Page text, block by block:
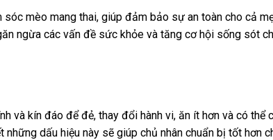
mèo mang thai, giúp đảm bảo sự an toàn cho cả
ngừa các vấn đề sức khỏe và tăng cơ hội sống sót
và kín đáo để đẻ, thay đổi hành vi, ăn ít hơn và có thể
dấu hiệu này sẽ giúp chủ nhân chuẩn bị tốt hơn